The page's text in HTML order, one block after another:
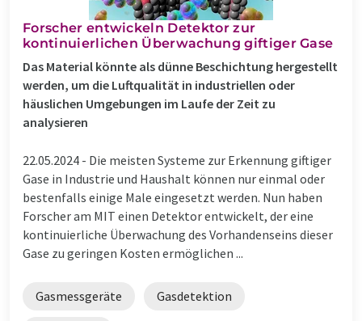
Forscher entwickeln Detektor zur
kontinuierlichen Überwachung giftiger Gase
Das Material könnte als dünne Beschichtung hergestellt
werden, um die Luftqualität in industriellen oder
häuslichen Umgebungen im Laufe der Zeit zu
analysieren
22.05.2024 - Die meisten Systeme zur Erkennung giftiger
Gase in Industrie und Haushalt können nur einmal oder
bestenfalls einige Male eingesetzt werden. Nun haben
Forscher am MIT einen Detektor entwickelt, der eine
kontinuierliche Überwachung des Vorhandenseins dieser
Gase zu geringen Kosten ermöglichen ...
Gasmessgeräte Gasdetektion